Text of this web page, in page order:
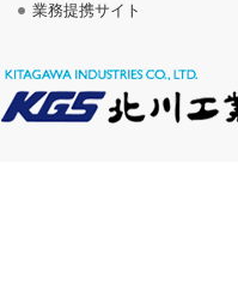
業務提携サイト